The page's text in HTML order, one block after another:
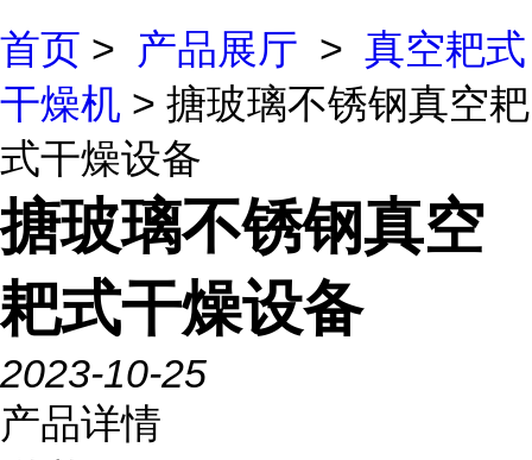
首页 > 产品展厅 > 真空耙式
干燥机 > 搪玻璃不锈钢真空耙
式干燥设备
搪玻璃不锈钢真空
耙式干燥设备
2023-10-25
产品详情